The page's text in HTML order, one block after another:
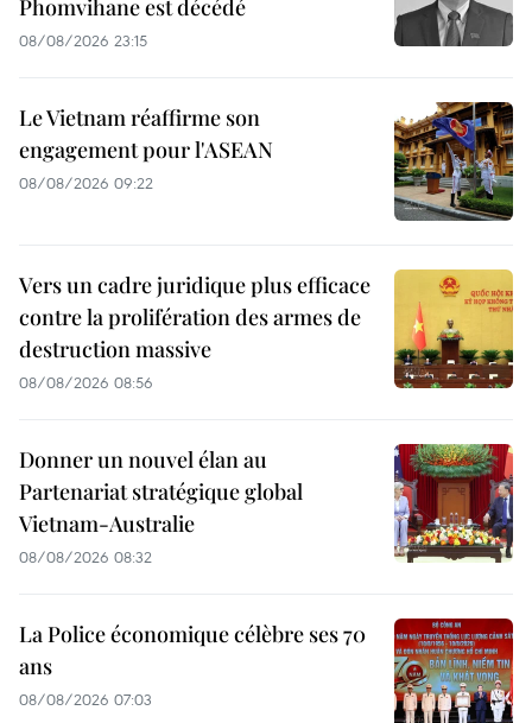
Phomvihane est décédé
08/08/2026 23:15
Le Vietnam réaffirme son
engagement pour l'ASEAN
08/08/2026 09:22
Vers un cadre juridique plus efficace
contre la prolifération des armes de
destruction massive
08/08/2026 08:56
Donner un nouvel élan au
Partenariat stratégique global
Vietnam-Australie
08/08/2026 08:32
La Police économique célèbre ses 70
ans
08/08/2026 07:03